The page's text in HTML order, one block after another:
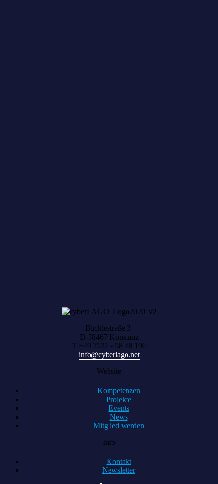
Bücklestraße 3
D-78467 Konstanz
T +49 7531 - 58 48 190
info@cyberlago.net
Website
Kompetenzen
Projekte
Events
News
Mitglied werden
Info
Kontakt
Newsletter